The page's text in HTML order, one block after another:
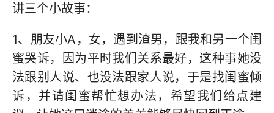
讲三个小故事：
1、朋友小A，女，遇到渣男，跟我和另一个闺
蜜哭诉，因为平时我们关系最好，这种事她没
法跟别人说、也没法跟家人说，于是找闺蜜倾
诉，并请闺蜜帮忙想办法，希望我们给点建